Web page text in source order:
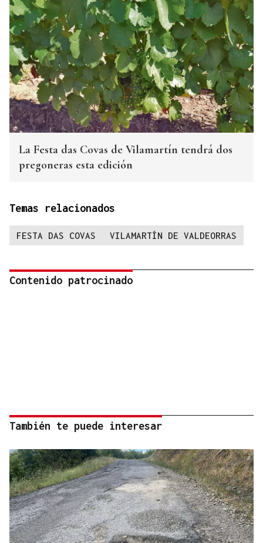
La Festa das Covas de Vilamartín tendrá dos
pregoneras esta edición
Temas relacionados
FESTA DAS COVAS VILAMARTÍN DE VALDEORRAS
Contenido patrocinado
También te puede interesar